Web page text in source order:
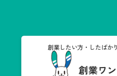
創業したい方・したばか
創業ワ